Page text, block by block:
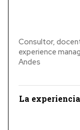
Consultor,
experience
Andes
La